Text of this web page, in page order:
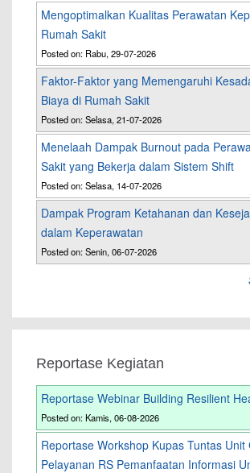
Mengoptimalkan Kualitas Perawatan
Rumah Sakit
Posted on: Rabu, 29-07-2026
Faktor-Faktor yang Memengaruhi
Biaya di Rumah Sakit
Posted on: Selasa, 21-07-2026
Menelaah Dampak Burnout pada
Sakit yang Bekerja dalam Sistem Shift
Posted on: Selasa, 14-07-2026
Dampak Program Ketahanan dan
dalam Keperawatan
Posted on: Senin, 06-07-2026
Reportase Kegiatan
Reportase Webinar Building Resilient
Posted on: Kamis, 06-08-2026
Reportase Workshop Kupas Tuntas Unit
Pelayanan RS Pemanfaatan Informasi